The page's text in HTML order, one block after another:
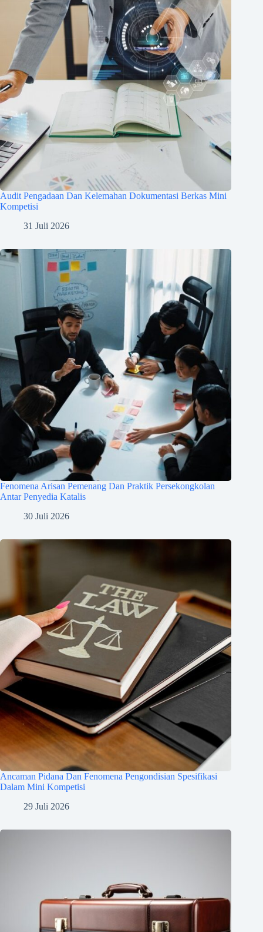
Audit Pengadaan Dan Kelemahan Dokumentasi Berkas Mini
Kompetisi
31 Juli 2026
Fenomena Arisan Pemenang Dan Praktik Persekongkolan
Antar Penyedia Katalis
30 Juli 2026
Ancaman Pidana Dan Fenomena Pengondisian Spesifikasi
Dalam Mini Kompetisi
29 Juli 2026